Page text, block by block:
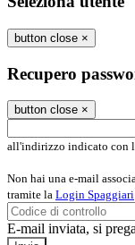
button close ×
Recupero
button close ×
all'indirizzo indicato con
Non hai una e-mail
tramite la Login Spaggiari
E-mail inviata, si